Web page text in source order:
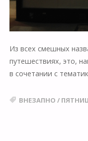
Из всех смешных
путешествиях, это,
в сочетании с
ВНЕЗАПНО /